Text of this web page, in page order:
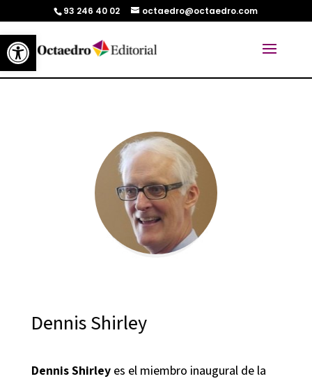
Abrir barra de herramientas
93 246 40 02 octaedro@octaedro.com
Dennis Shirley
Dennis Shirleyes el miembro inaugural de la